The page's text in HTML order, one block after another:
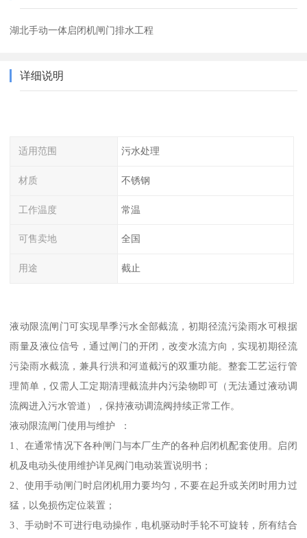
湖北手动一体启闭机闸门排水工程
详细说明
适用范围 污水处理
材质 不锈钢
工作温度 常温
可售卖地 全国
用途 截止
液动限流闸门可实现旱季污水全部截流，初期径流污染雨水可根据
雨量及液位信号，通过闸门的开闭，改变水流方向，实现初期径流
污染雨水截流，兼具行洪和河道截污的双重功能。整套工艺运行管
理简单，仅需人工定期清理截流井内污染物即可（无法通过液动调
流阀进入污水管道），保持液动调流阀持续正常工作。
液动限流闸门使用与维护 ：
1、在通常情况下各种闸门与本厂生产的各种启闭机配套使用。启闭
机及电动头使用维护详见阀门电动装置说明书；
2、使用手动闸门时启闭机用力要均匀，不要在起升或关闭时用力过
猛，以免损伤定位装置；
3、手动时不可进行电动操作，电机驱动时手轮不可旋转，所有结合